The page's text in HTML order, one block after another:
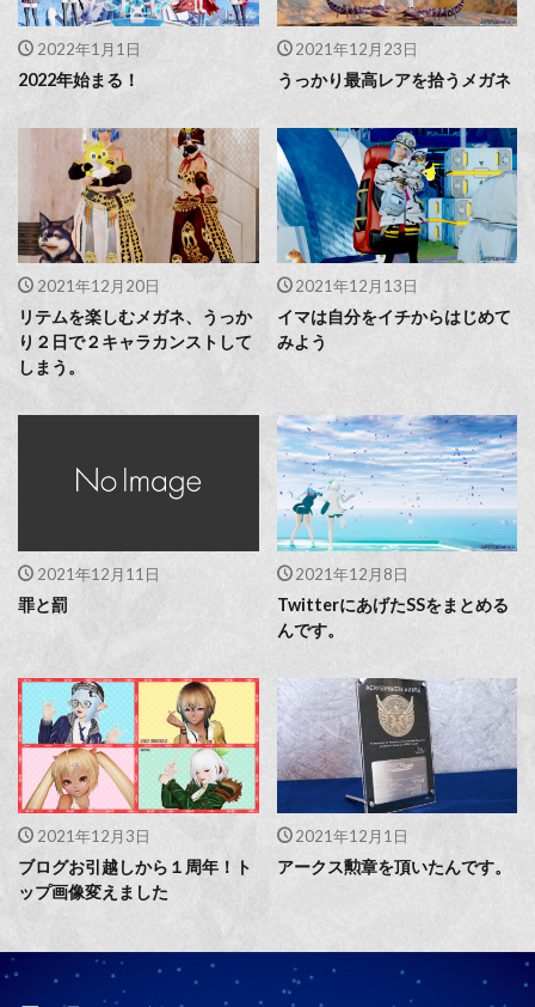
2022年1月1日
2022年始まる！
2021年12月23日
うっかり最高レアを拾うメガネ
2021年12月20日
リテムを楽しむメガネ、うっか
り２日で２キャラカンストして
しまう。
2021年12月13日
イマは自分をイチからはじめて
みよう
2021年12月11日
罪と罰
2021年12月8日
TwitterにあげたSSをまとめる
んです。
2021年12月3日
ブログお引越しから１周年！ト
ップ画像変えました
2021年12月1日
アークス勲章を頂いたんです。